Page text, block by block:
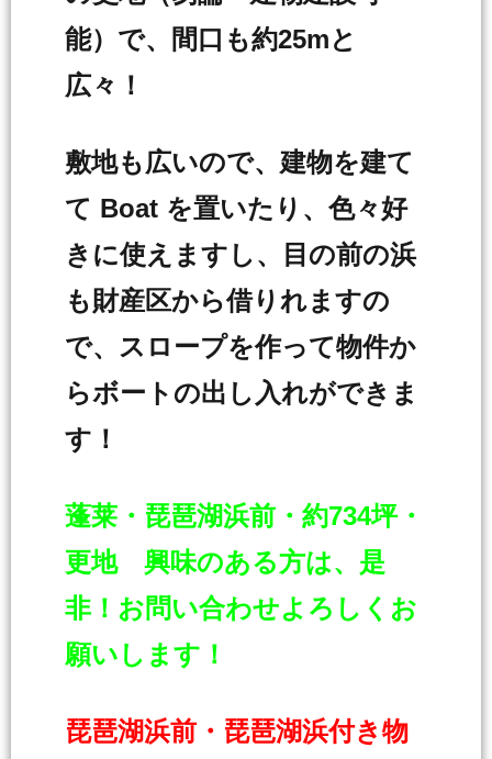
能）で、間口も約25mと
広々！
敷地も広いので、建物を建て
て Boat を置いたり、色々好
きに使えますし、目の前の浜
も財産区から借りれますの
で、スロープを作って物件か
らボートの出し入れができま
す！
蓬莱・琵琶湖浜前・約734坪・
更地 興味のある方は、是
非！お問い合わせよろしくお
願いします！
琵琶湖浜前・琵琶湖浜付き物